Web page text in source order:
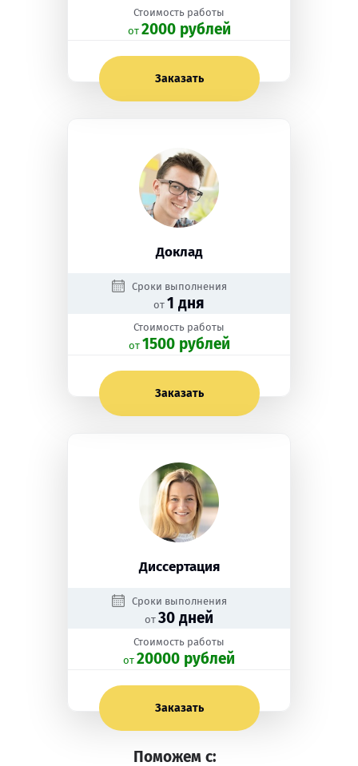
Стоимость работы
oт 2000 рублей
Заказать
Доклад
Сроки выполнения
от 1 дня
Стоимость работы
oт 1500 рублей
Заказать
Диссертация
Сроки выполнения
от 30 дней
Стоимость работы
oт 20000 рублей
Заказать
Поможем с: